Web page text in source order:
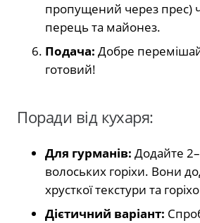
пропущений через прес)
перець та майонез.
Подача: Добре
готовий!
Поради від кухаря:
Для гурманів: Додайте
волоських горіхи. Вони
хрусткої текстури та
Дієтичний варіант: